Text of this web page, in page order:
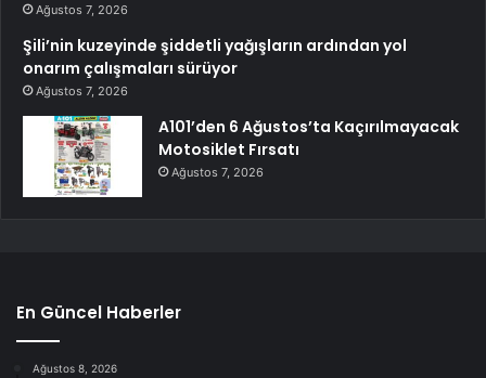
Ağustos 7, 2026
Şili’nin kuzeyinde şiddetli yağışların ardından yol
onarım çalışmaları sürüyor
Ağustos 7, 2026
A101’den 6 Ağustos’ta Kaçırılmayacak
Motosiklet Fırsatı
Ağustos 7, 2026
En Güncel Haberler
Ağustos 8, 2026